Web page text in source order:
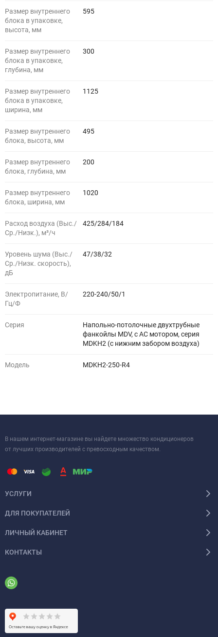
Размер внутреннего
блока в упаковке,
высота, мм
595
Размер внутреннего
блока в упаковке,
глубина, мм
300
Размер внутреннего
блока в упаковке,
ширина, мм
1125
Размер внутреннего
блока, высота, мм
495
Размер внутреннего
блока, глубина, мм
200
Размер внутреннего
блока, ширина, мм
1020
Расход воздуха (Выс./
Ср./Низк.), м³/ч
425/284/184
Уровень шума (Выс./
Ср./Низк. скорость),
дБ
47/38/32
Электропитание, В/
Гц/Ф
220-240/50/1
Серия
Напольно-потолочные двухтрубные
фанкойлы MDV, с АС мотором, серия
MDKH2 (с нижним забором воздуха)
Модель MDKH2-250-R4
В нашем интернет-магазине вы найдете множество кондиционеров
от лучших производителей с превосходным качеством.
УСЛУГИ
ДЛЯ ПОКУПАТЕЛЕЙ
ЛИЧНЫЙ КАБИНЕТ
КОНТАКТЫ